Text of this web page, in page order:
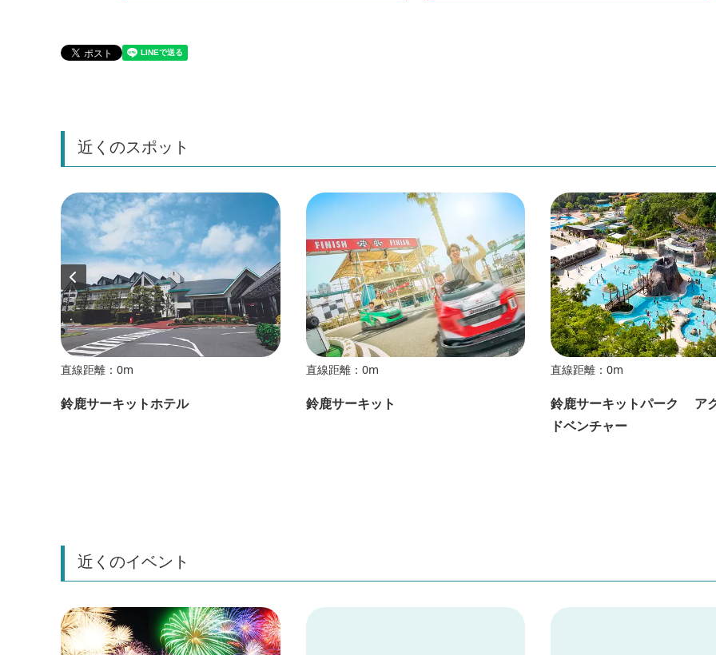
近くのスポット
直線距離：0m
鈴鹿サーキットホテル
直線距離：0m
鈴鹿サーキット
直線距離：0m
鈴鹿サーキットパーク ア
ドベンチャー
近くのイベント